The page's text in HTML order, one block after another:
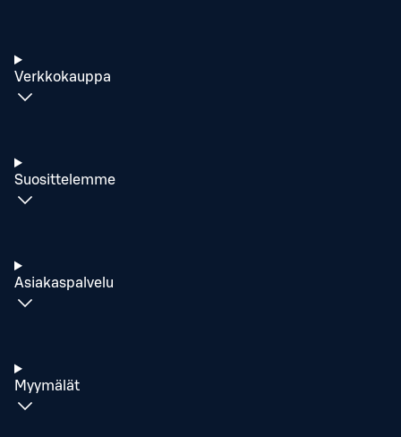
Verkkokauppa
Suosittelemme
Asiakaspalvelu
Myymälät